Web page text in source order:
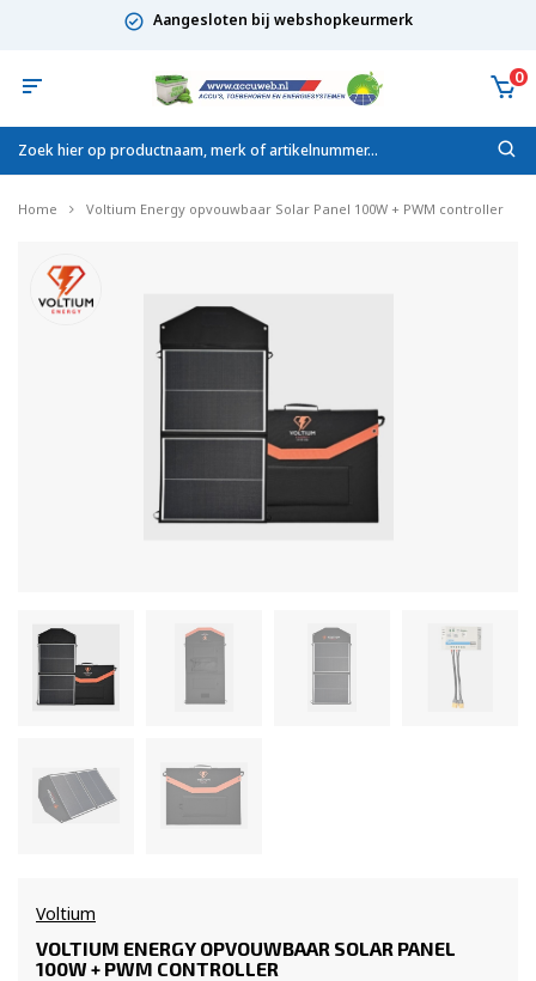
Aangesloten bij webshopkeurmerk
0
Home Voltium Energy opvouwbaar Solar Panel 100W + PWM controller
Voltium
VOLTIUM ENERGY OPVOUWBAAR SOLAR PANEL
100W + PWM CONTROLLER